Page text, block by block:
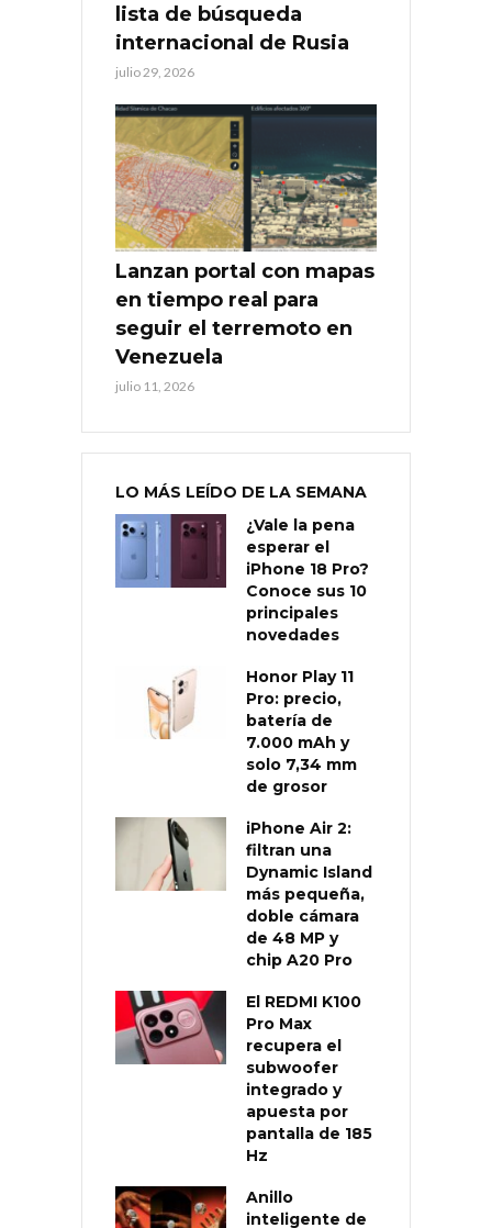
lista de búsqueda
internacional de Rusia
julio 29, 2026
Lanzan portal con mapas
en tiempo real para
seguir el terremoto en
Venezuela
julio 11, 2026
LO MÁS LEÍDO DE LA SEMANA
¿Vale la pena
esperar el
iPhone 18 Pro?
Conoce sus 10
principales
novedades
Honor Play 11
Pro: precio,
batería de
7.000 mAh y
solo 7,34 mm
de grosor
iPhone Air 2:
filtran una
Dynamic Island
más pequeña,
doble cámara
de 48 MP y
chip A20 Pro
El REDMI K100
Pro Max
recupera el
subwoofer
integrado y
apuesta por
pantalla de 185
Hz
Anillo
inteligente de